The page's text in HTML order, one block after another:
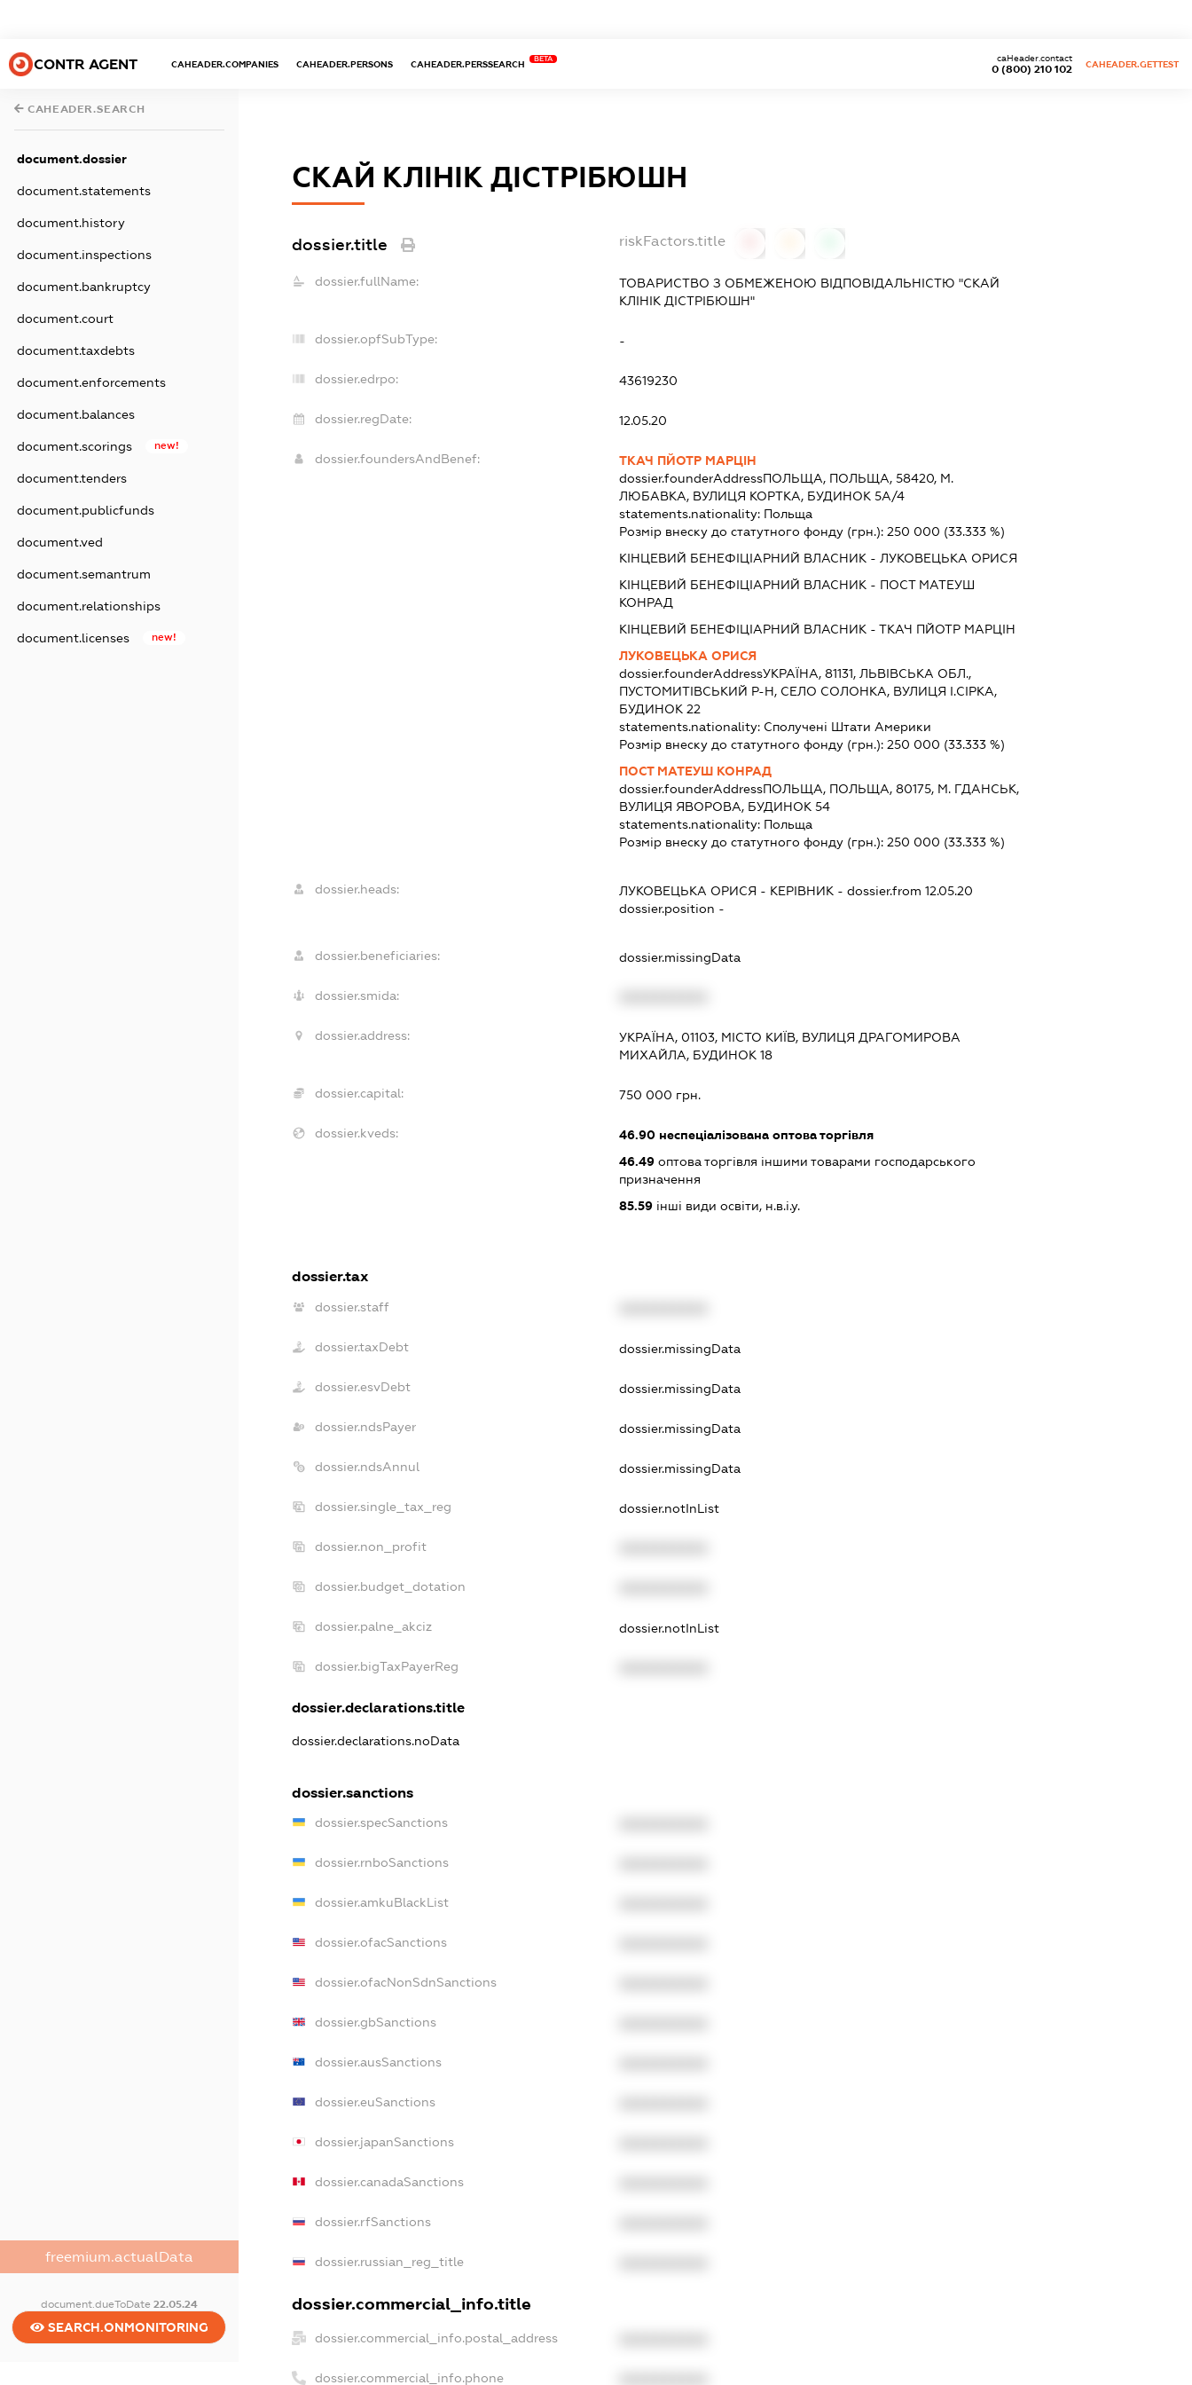
CONTR AGENT CAHEADER.COMPANIES CAHEADER.PERSONS CAHEADER.PERSSEARCH
BETA
0 (800) 210 102
caHeader.contact
CAHEADER.GETTEST
CAHEADER.SEARCH
document.dossier
document.statements
document.history
document.inspections
document.bankruptcy
document.court
document.taxdebts
document.enforcements
document.balances
document.scorings new!
document.tenders
document.publicfunds
document.ved
document.semantrum
document.relationships
document.licenses new!
freemium.actualData
document.dueToDate 22.05.24
SEARCH.ONMONITORING
СКАЙ КЛІНІК ДІСТРІБЮШН
dossier.title riskFactors.title
dossier.fullName:
ТОВАРИСТВО З ОБМЕЖЕНОЮ ВІДПОВІДАЛЬНІСТЮ "СКАЙ
КЛІНІК ДІСТРІБЮШН"
dossier.opfSubType: -
dossier.edrpo: 43619230
dossier.regDate: 12.05.20
dossier.foundersAndBenef:
ТКАЧ ПЙОТР МАРЦІН
dossier.founderAddressПОЛЬЩА, ПОЛЬЩА, 58420, М.
ЛЮБАВКА, ВУЛИЦЯ КОРТКА, БУДИНОК 5А/4
statements.nationality: Польща
Розмір внеску до статутного фонду (грн.):250 000 (33.333 %)
КІНЦЕВИЙ БЕНЕФІЦІАРНИЙ ВЛАСНИК - ЛУКОВЕЦЬКА ОРИСЯ
КІНЦЕВИЙ БЕНЕФІЦІАРНИЙ ВЛАСНИК - ПОСТ МАТЕУШ
КОНРАД
КІНЦЕВИЙ БЕНЕФІЦІАРНИЙ ВЛАСНИК - ТКАЧ ПЙОТР МАРЦІН
ЛУКОВЕЦЬКА ОРИСЯ
dossier.founderAddressУКРАЇНА, 81131, ЛЬВІВСЬКА ОБЛ.,
ПУСТОМИТІВСЬКИЙ Р-Н, СЕЛО СОЛОНКА, ВУЛИЦЯ І.СІРКА,
БУДИНОК 22
statements.nationality: Сполучені Штати Америки
Розмір внеску до статутного фонду (грн.):250 000 (33.333 %)
ПОСТ МАТЕУШ КОНРАД
dossier.founderAddressПОЛЬЩА, ПОЛЬЩА, 80175, М. ГДАНСЬК,
ВУЛИЦЯ ЯВОРОВА, БУДИНОК 54
statements.nationality: Польща
Розмір внеску до статутного фонду (грн.):250 000 (33.333 %)
dossier.heads: ЛУКОВЕЦЬКА ОРИСЯ - КЕРІВНИК - dossier.from 12.05.20
dossier.position -
dossier.beneficiaries: dossier.missingData
dossier.smida:
dossier.address:
УКРАЇНА, 01103, МІСТО КИЇВ, ВУЛИЦЯ ДРАГОМИРОВА
МИХАЙЛА, БУДИНОК 18
dossier.capital: 750 000 грн.
dossier.kveds: 46.90 неспеціалізована оптова торгівля
46.49 оптова торгівля іншими товарами господарського
призначення
85.59 інші види освіти, н.в.і.у.
dossier.tax
dossier.staff
dossier.taxDebt dossier.missingData
dossier.esvDebt dossier.missingData
dossier.ndsPayer dossier.missingData
dossier.ndsAnnul dossier.missingData
dossier.single_tax_reg dossier.notInList
dossier.non_profit
dossier.budget_dotation
dossier.palne_akciz dossier.notInList
dossier.bigTaxPayerReg
dossier.declarations.title
dossier.declarations.noData
dossier.sanctions
dossier.specSanctions
dossier.rnboSanctions
dossier.amkuBlackList
dossier.ofacSanctions
dossier.ofacNonSdnSanctions
dossier.gbSanctions
dossier.ausSanctions
dossier.euSanctions
dossier.japanSanctions
dossier.canadaSanctions
dossier.rfSanctions
dossier.russian_reg_title
dossier.commercial_info.title
dossier.commercial_info.postal_address
dossier.commercial_info.phone